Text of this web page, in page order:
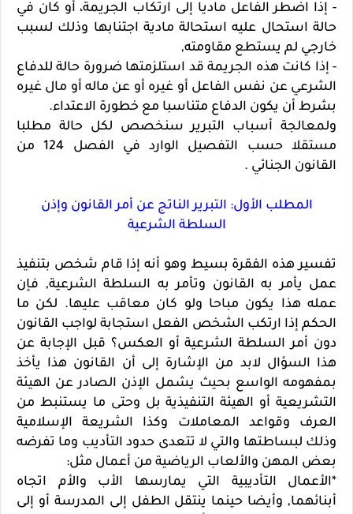
- إذا اضطر الفاعل ماديا إلى ارتكاب الجريمة، أو كان في
حالة استحال عليه استحالة مادية اجتنابها وذلك لسبب
خارجي لم يستطع مقاومته,
- إذا كانت هذه الجريمة قد استلزمتها ضرورة حالة للدفاع
الشرعي عن نفس الفاعل أو غيره أو عن ماله أو مال غيره
بشرط أن يكون الدفاع متناسبا مع خطورة الاعتداء.
ولمعالجة أسباب التبرير سنخصص لكل حالة مطلبا
مستقلا حسب التفصيل الوارد في الفصل 124 من
القانون الجنائي .
المطلب الأول: التبرير الناتج عن أمر القانون وإذن
السلطة الشرعية
تفسير هذه الفقرة بسيط وهو أنه إذا قام شخص بتنفيذ
عمل يأمر به القانون وتأمر به السلطة الشرعية, فإن
عمله هذا يكون مباحا ولو كان معاقب عليها. لكن ما
الحكم إذا ارتكب الشخص الفعل استجابة لواجب القانون
دون أمر السلطة الشرعية أو العكس؟ قبل الإجابة عن
هذا السؤال لابد من الإشارة إلى أن القانون هذا يأخذ
بمفهومه الواسع بحيث يشمل الإذن الصادر عن الهيئة
التشريعية أو الهيئة التنفيذية بل وحتى ما يستنبط من
العرف وقواعد المعاملات وكذا الشريعة الإسلامية
وذلك لبساطتها والتي لا تتعدى حدود التأديب وما تفرضه
بعض المهن والألعاب الرياضية من أعمال مثل:
*الأعمال التأديبية التي يمارسها الأب والأم اتجاه
أبنائهما, وأيضا حينما ينتقل الطفل إلى المدرسة أو إلى